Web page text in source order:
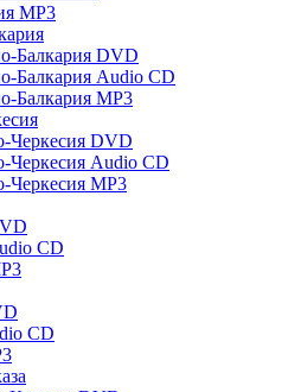
MP3
Балкария DVD
Балкария Audio CD
Балкария MP3
Черкесия DVD
Черкесия Audio CD
Черкесия MP3
CD
CD